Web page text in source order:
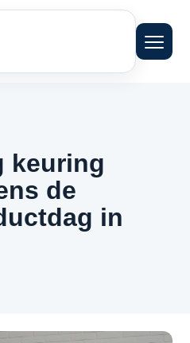
Menu
keuring
de
in